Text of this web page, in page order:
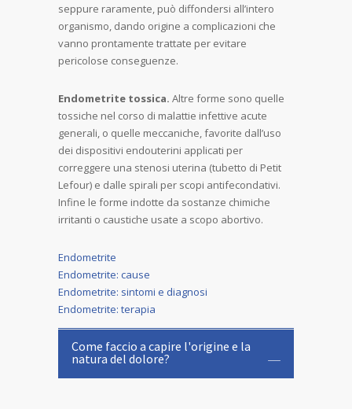
seppure raramente, può diffondersi all’intero
organismo, dando origine a complicazioni che
vanno prontamente trattate per evitare
pericolose conseguenze.
Endometrite tossica. Altre forme sono quelle
tossiche nel corso di malattie infettive acute
generali, o quelle meccaniche, favorite dall’uso
dei dispositivi endouterini applicati per
correggere una stenosi uterina (tubetto di Petit
Lefour) e dalle spirali per scopi antifecondativi.
Infine le forme indotte da sostanze chimiche
irritanti o caustiche usate a scopo abortivo.
Endometrite
Endometrite: cause
Endometrite: sintomi e diagnosi
Endometrite: terapia
Come faccio a capire l'origine e la
natura del dolore?